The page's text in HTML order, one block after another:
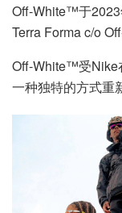
Off-White™于
Terra Forma c/o
Off-White™受Nike
一种独特的方式重